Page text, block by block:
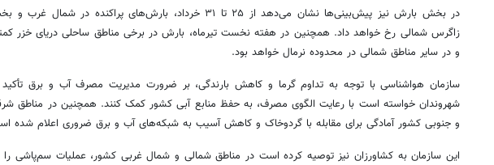
در بخش بارش نیز پیش‌بینی‌ها نشان می‌دهد از ۲۵ تا ۳۱ خرداد، بارش‌های پراکنده در
زاگرس شمالی رخ خواهد داد. همچنین در هفته نخست تیرماه، بارش در برخی مناطق ساحلی دریای خزر
و در سایر مناطق شمالی در محدوده نرمال خواهد بود.
سازمان هواشناسی با توجه به تداوم گرما و کاهش بارندگی، بر ضرورت مدیریت مصرف آب و برق تأکید
شهروندان خواسته است با رعایت الگوی مصرف، به حفظ منابع آبی کشور کمک کنند. همچنین در مناطق
و جنوبی کشور آمادگی برای مقابله با گردوخاک و کاهش آسیب به شبکه‌های آب و برق ضروری اعلام شده
این سازمان به کشاورزان نیز توصیه کرده است در مناطق شمالی و شمال غربی کشور، عملیات سم‌پاشی را